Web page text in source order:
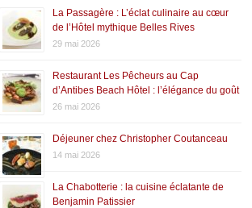
La Passagère : L’éclat culinaire au cœur
de l’Hôtel mythique Belles Rives
29 mai 2026
Restaurant Les Pêcheurs au Cap
d’Antibes Beach Hôtel : l’élégance du goût
26 mai 2026
Déjeuner chez Christopher Coutanceau
14 mai 2026
La Chabotterie : la cuisine éclatante de
Benjamin Patissier